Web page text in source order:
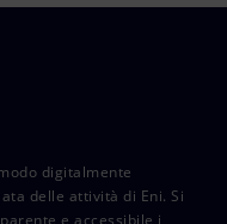
digitalmente
delle attività di Eni. Si
e accessibile i